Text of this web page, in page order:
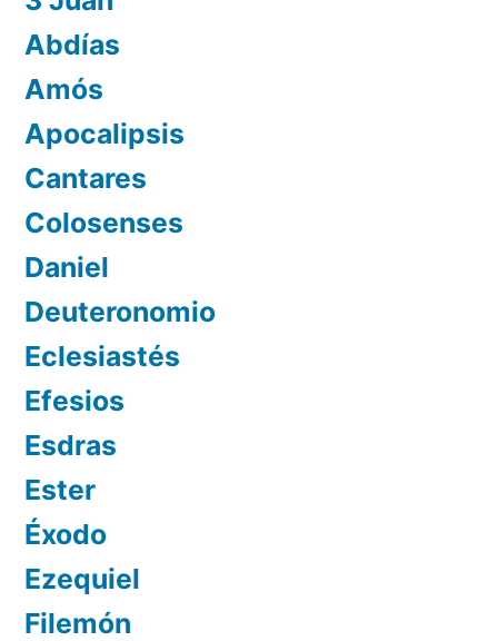
Abdías
Amós
Apocalipsis
Cantares
Colosenses
Daniel
Deuteronomio
Eclesiastés
Efesios
Esdras
Ester
Éxodo
Ezequiel
Filemón